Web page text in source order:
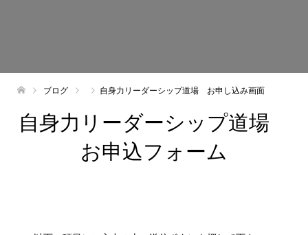
ブログ 自身力リーダーシップ道場 お申し込み画面
自身力リーダーシップ道場
お申込フォーム